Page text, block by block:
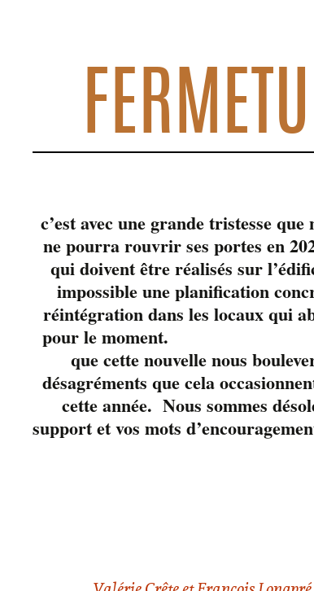
c’est avec une grande tristesse
ne pourra rouvrir ses portes
qui doivent être réalisés sur
impossible une planification
réintégration dans les locaux qui
pour le
que cette nouvelle nous
désagréments que cela
cette année. Nous sommes
support et vos mots